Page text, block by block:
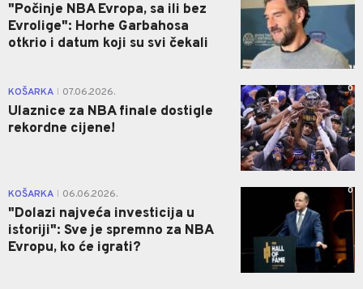
"Počinje NBA Evropa, sa ili bez
Evrolige": Horhe Garbahosa
otkrio i datum koji su svi čekali
KOŠARKA 07.06.2026.
Ulaznice za NBA finale dostigle
rekordne cijene!
0
KOŠARKA 06.06.2026.
"Dolazi najveća investicija u
istoriji": Sve je spremno za NBA
Evropu, ko će igrati?
0